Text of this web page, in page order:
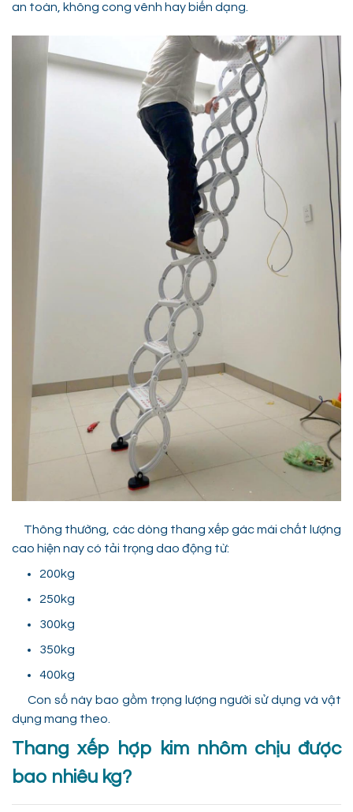
an toàn, không cong vênh hay biến dạng.
Thông thường, các dòng thang xếp gác mái chất lượng
cao hiện nay có tải trọng dao động từ:
200kg
250kg
300kg
350kg
400kg
Con số này bao gồm trọng lượng người sử dụng và vật
dụng mang theo.
Thang xếp hợp kim nhôm chịu được
bao nhiêu kg?